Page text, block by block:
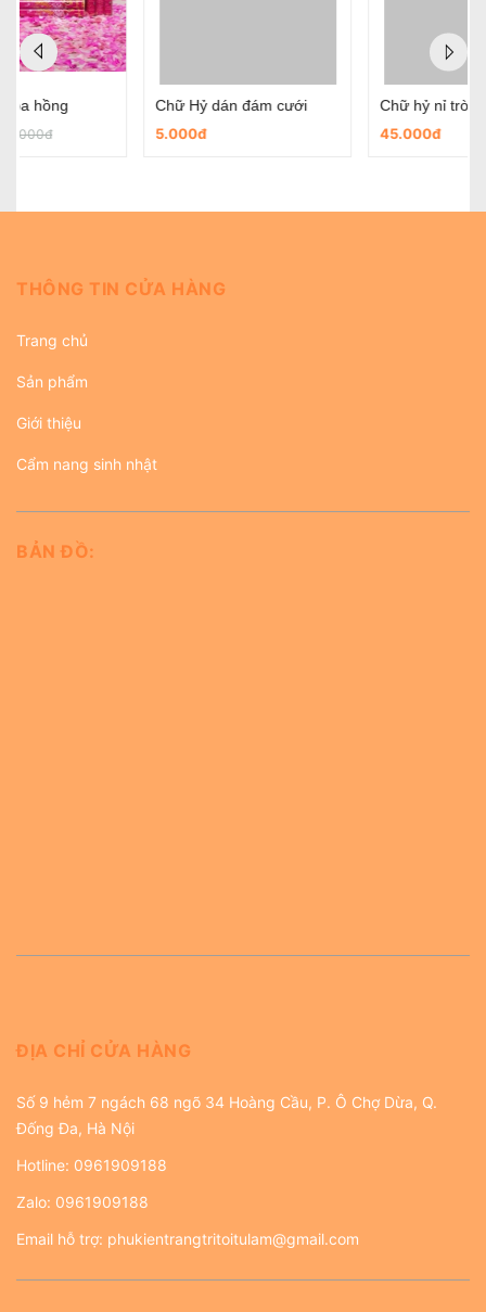
Chữ Hỷ dán đám cưới
5.000đ
Chữ hỷ nỉ tròn có sẵn keo dùng trong ngày cưới
THÔNG TIN CỬA HÀNG
Trang chủ
Sản phẩm
Giới thiệu
Cẩm nang sinh nhật
BẢN ĐỒ:
ĐỊA CHỈ CỬA HÀNG
Số 9 hẻm 7 ngách 68 ngõ 34 Hoàng Cầu, P. Ô Chợ Dừa, Q.
Đống Đa, Hà Nội
Hotline: 0961909188
Zalo: 0961909188
Email hỗ trợ: phukientrangtritoitulam@gmail.com